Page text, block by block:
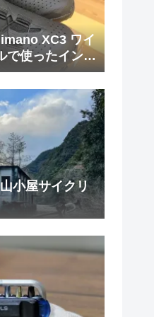
XC3 ワイ
で使ったインプ
小屋サイクリ